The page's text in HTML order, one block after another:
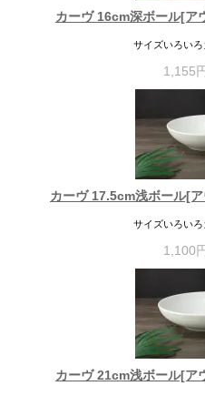
カーヴ 16cm深ボール[ア
サイズいろい
1,155
カーヴ 17.5cm浅ボール[
サイズいろい
1,100
カーヴ 21cm浅ボール[ア